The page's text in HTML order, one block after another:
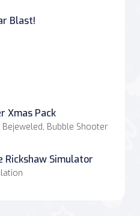
Blast!
Xmas Pack
Bejeweled, Bubble Shooter
Rickshaw Simulator